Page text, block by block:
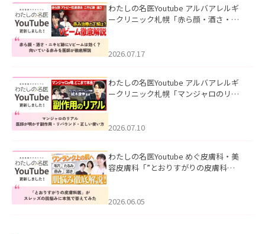
わたしの名医Youtube アルバアレルギ
ークリニック札幌「赤ら顔・酒さ・ニ
した。
2026.07.17
わたしの名医Youtube アルバアレルギ
ークリニック札幌「マンジャロのリア
た。
2026.07.10
わたしの名医Youtube めぐ皮膚科・美
容皮膚科「”とおりすがりの皮膚科
2026.06.05